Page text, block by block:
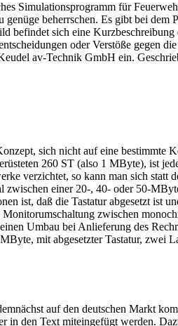
Simulationsprogramm für
beherrschen. Es gibt bei dem
befindet sich eine
oder Verstöße gegen
av-Technik GmbH ein.
sich nicht auf eine bestimmte
260 ST (also 1 MByte), ist
verzichtet, so kann man sich statt
einer 20-, 40- oder 50-
ist, daß die Tastatur abgesetzt ist
zwischen
Umbau bei Anlieferung des
mit abgesetzter Tastatur, zwei
auf den deutschen Markt
in den Text miteingefügt werden.